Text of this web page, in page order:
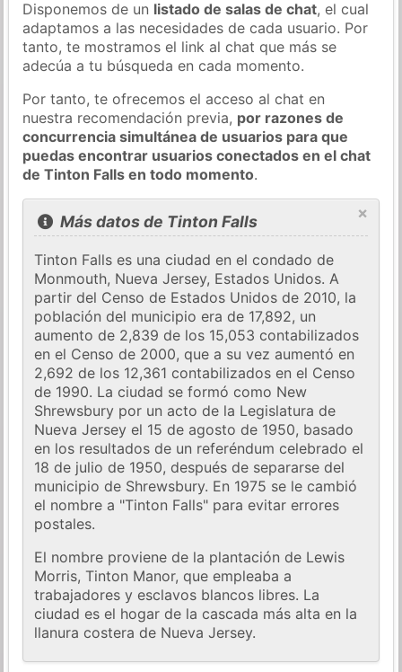
Disponemos de un listado de salas de chat, el cual
adaptamos a las necesidades de cada usuario. Por
tanto, te mostramos el link al chat que más se
adecúa a tu búsqueda en cada momento.
Por tanto, te ofrecemos el acceso al chat en
nuestra recomendación previa, por razones de
concurrencia simultánea de usuarios para que
puedas encontrar usuarios conectados en el chat
de Tinton Falls en todo momento.
×
Más datos de Tinton Falls
Tinton Falls es una ciudad en el condado de
Monmouth, Nueva Jersey, Estados Unidos. A
partir del Censo de Estados Unidos de 2010, la
población del municipio era de 17,892, un
aumento de 2,839 de los 15,053 contabilizados
en el Censo de 2000, que a su vez aumentó en
2,692 de los 12,361 contabilizados en el Censo
de 1990. La ciudad se formó como New
Shrewsbury por un acto de la Legislatura de
Nueva Jersey el 15 de agosto de 1950, basado
en los resultados de un referéndum celebrado el
18 de julio de 1950, después de separarse del
municipio de Shrewsbury. En 1975 se le cambió
el nombre a "Tinton Falls" para evitar errores
postales.
El nombre proviene de la plantación de Lewis
Morris, Tinton Manor, que empleaba a
trabajadores y esclavos blancos libres. La
ciudad es el hogar de la cascada más alta en la
llanura costera de Nueva Jersey.